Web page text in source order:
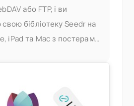
або FTP, і ви
бібліотеку Seedr на
iPad та Mac з постерами,